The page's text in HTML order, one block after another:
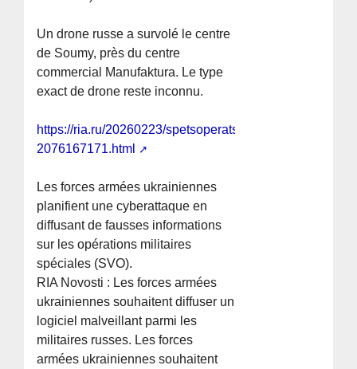
Un drone russe a survolé le centre
de Soumy, près du centre
commercial Manufaktura. Le type
exact de drone reste inconnu.
https://ria.ru/20260223/spetsoperatsiya-
2076167171.html
Les forces armées ukrainiennes
planifient une cyberattaque en
diffusant de fausses informations
sur les opérations militaires
spéciales (SVO).
RIA Novosti : Les forces armées
ukrainiennes souhaitent diffuser un
logiciel malveillant parmi les
militaires russes. Les forces
armées ukrainiennes souhaitent